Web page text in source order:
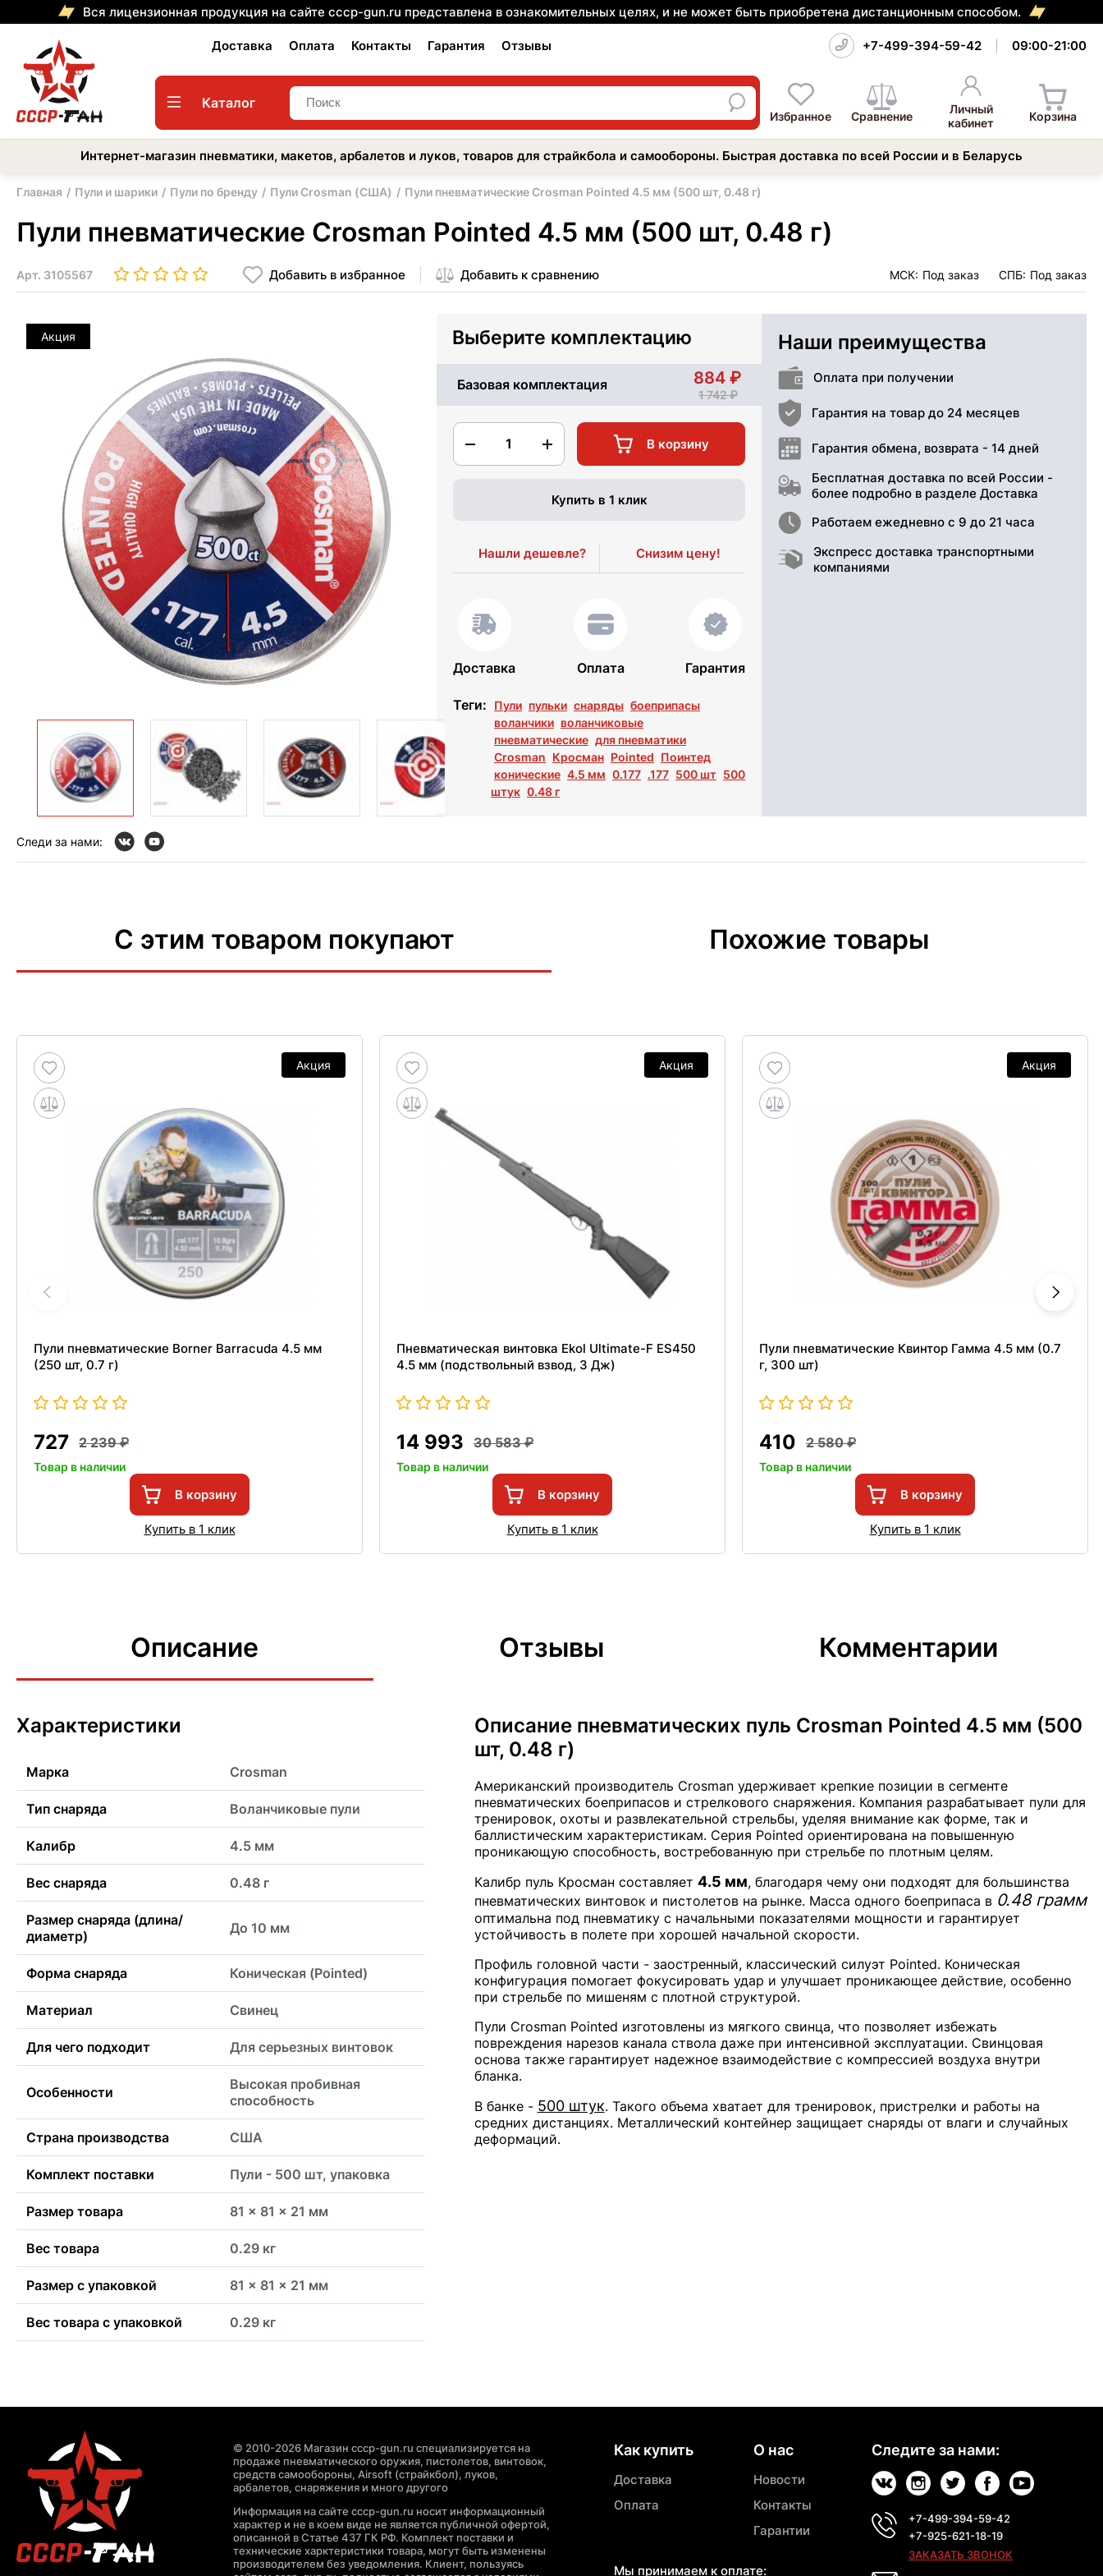
Вся лицензионная продукция на сайте cccp-gun.ru представлена в ознакомительных целях, и не может быть приобретена дистанционным способом.
Доставка Оплата Контакты Гарантия Отзывы +7-499-394-59-42 09:00-21:00
Каталог
Избранное Сравнение
Личный
кабинет
Корзина
Интернет-магазин пневматики, макетов, арбалетов и луков, товаров для страйкбола и самообороны. Быстрая доставка по всей России и в Беларусь
Главная Пули и шарики Пули по бренду Пули Crosman (США) Пули пневматические Crosman Pointed 4.5 мм (500 шт, 0.48 г)
Пули пневматические Crosman Pointed 4.5 мм (500 шт, 0.48 г)
Арт. 3105567 Добавить в избранное Добавить к сравнению МСК: Под заказ СПБ: Под заказ
Акция Выберите комплектацию
Базовая комплектация 884
1 742
1 В корзину
Купить в 1 клик
Нашли дешевле? Снизим цену!
Доставка Оплата Гарантия
Теги: Пули пульки снаряды боеприпасы
воланчики воланчиковые
пневматические для пневматики
Crosman Кросман Pointed Поинтед
конические 4.5 мм 0.177 .177 500 шт 500
штук 0.48 г
Наши преимущества
Оплата при получении
Гарантия на товар до 24 месяцев
Гарантия обмена, возврата - 14 дней
Бесплатная доставка по всей России -
более подробно в разделе Доставка
Работаем ежедневно с 9 до 21 часа
Экспресс доставка транспортными
компаниями
Следи за нами:
С этим товаром покупают Похожие товары
Акция
Пули пневматические Borner Barracuda 4.5 мм
(250 шт, 0.7 г)
727 2 239
Товар в наличии
В корзину
Купить в 1 клик
Акция
Пневматическая винтовка Ekol Ultimate-F ES450
4.5 мм (подствольный взвод, 3 Дж)
14 993 30 583
Товар в наличии
В корзину
Купить в 1 клик
Акция
Пули пневматические Квинтор Гамма 4.5 мм (0.7
г, 300 шт)
410 2 580
Товар в наличии
В корзину
Купить в 1 клик
Описание Отзывы Комментарии
Характеристики
Марка Crosman
Тип снаряда Воланчиковые пули
Калибр 4.5 мм
Вес снаряда 0.48 г
Размер снаряда (длина/
диаметр)
До 10 мм
Форма снаряда Коническая (Pointed)
Материал Свинец
Для чего подходит Для серьезных винтовок
Особенности
Высокая пробивная
способность
Страна производства США
Комплект поставки Пули - 500 шт, упаковка
Размер товара 81 x 81 x 21 мм
Вес товара 0.29 кг
Размер с упаковкой 81 x 81 x 21 мм
Вес товара с упаковкой 0.29 кг
Описание пневматических пуль Crosman Pointed 4.5 мм (500
шт, 0.48 г)
Американский производитель Crosman удерживает крепкие позиции в сегменте
пневматических боеприпасов и стрелкового снаряжения. Компания разрабатывает пули для
тренировок, охоты и развлекательной стрельбы, уделяя внимание как форме, так и
баллистическим характеристикам. Серия Pointed ориентирована на повышенную
проникающую способность, востребованную при стрельбе по плотным целям.
Калибр пуль Кросман составляет 4.5 мм, благодаря чему они подходят для большинства
пневматических винтовок и пистолетов на рынке. Масса одного боеприпаса в 0.48 грамм
оптимальна под пневматику с начальными показателями мощности и гарантирует
устойчивость в полете при хорошей начальной скорости.
Профиль головной части - заостренный, классический силуэт Pointed. Коническая
конфигурация помогает фокусировать удар и улучшает проникающее действие, особенно
при стрельбе по мишеням с плотной структурой.
Пули Crosman Pointed изготовлены из мягкого свинца, что позволяет избежать
повреждения нарезов канала ствола даже при интенсивной эксплуатации. Свинцовая
основа также гарантирует надежное взаимодействие с компрессией воздуха внутри
бланка.
В банке - 500 штук. Такого объема хватает для тренировок, пристрелки и работы на
средних дистанциях. Металлический контейнер защищает снаряды от влаги и случайных
деформаций.
© 2010-2026 Магазин cccp-gun.ru специализируется на
продаже пневматического оружия, пистолетов, винтовок,
средств самообороны, Airsoft (страйкбол), луков,
арбалетов, снаряжения и много другого
Информация на сайте cccp-gun.ru носит информационный
характер и не в коем виде не является публичной офертой,
описанной в Статье 437 ГК РФ. Комплект поставки и
технические харктеристики товара, могут быть изменены
производителем без уведомления. Клиент, пользуясь
Как купить
Доставка
Оплата
Мы принимаем к оплате:
О нас
Новости
Контакты
Гарантии
Следите за нами:
+7-499-394-59-42
+7-925-621-18-19
ЗАКАЗАТЬ ЗВОНОК